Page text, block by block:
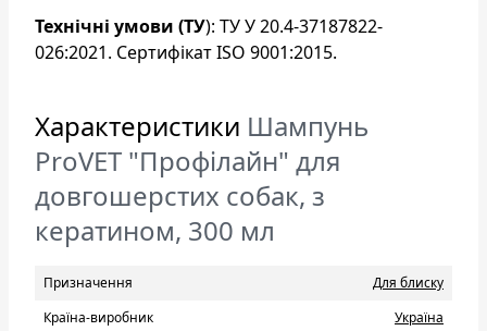
Технічні умови (ТУ): ТУ У 20.4-37187822-
026:2021. Сертифікат ISO 9001:2015.
Характеристики Шампунь
ProVET "Профілайн" для
довгошерстих собак, з
кератином, 300 мл
Призначення
Для блиску
Країна-виробник
Україна